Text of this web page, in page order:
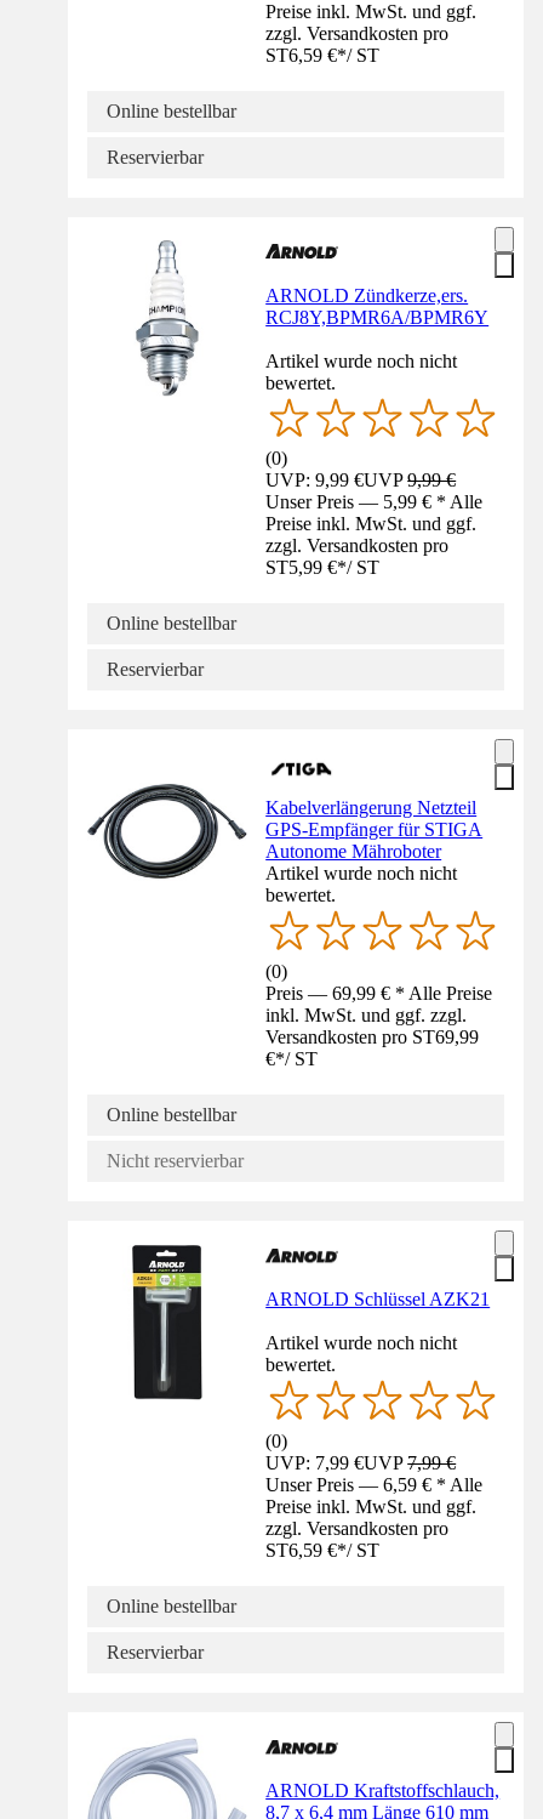
Preise inkl. MwSt. und ggf.
zzgl. Versandkosten pro
ST6,59 €*/ ST
Online bestellbar
Reservierbar
ARNOLD Zündkerze,ers.
RCJ8Y,BPMR6A/BPMR6Y
Artikel wurde noch nicht
bewertet.
(0)
UVP: 9,99 €UVP9,99 €
Unser Preis — 5,99 € * Alle
Preise inkl. MwSt. und ggf.
zzgl. Versandkosten pro
ST5,99 €*/ ST
Online bestellbar
Reservierbar
Kabelverlängerung Netzteil
GPS-Empfänger für STIGA
Autonome Mähroboter
Artikel wurde noch nicht
bewertet.
(0)
Preis — 69,99 € * Alle Preise
inkl. MwSt. und ggf. zzgl.
Versandkosten pro ST69,99
€*/ ST
Online bestellbar
Nicht reservierbar
ARNOLD Schlüssel AZK21
Artikel wurde noch nicht
bewertet.
(0)
UVP: 7,99 €UVP7,99 €
Unser Preis — 6,59 € * Alle
Preise inkl. MwSt. und ggf.
zzgl. Versandkosten pro
ST6,59 €*/ ST
Online bestellbar
Reservierbar
ARNOLD Kraftstoffschlauch,
8,7 x 6,4 mm Länge 610 mm